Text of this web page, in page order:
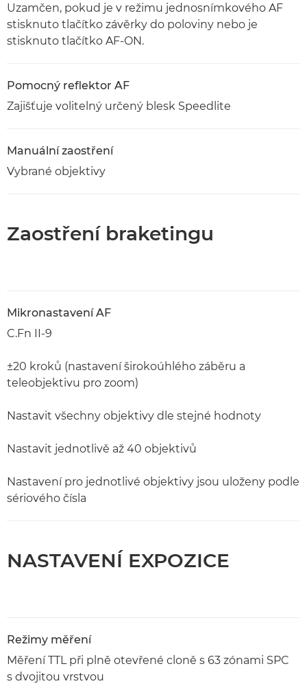
Uzamčen, pokud je v režimu jednosnímkového AF
stisknuto tlačítko závěrky do poloviny nebo je
stisknuto tlačítko AF-ON.
Pomocný reflektor AF
Zajišťuje volitelný určený blesk Speedlite
Manuální zaostření
Vybrané objektivy
Zaostření braketingu
Mikronastavení AF
C.Fn II-9
±20 kroků (nastavení širokoúhlého záběru a
teleobjektivu pro zoom)
Nastavit všechny objektivy dle stejné hodnoty
Nastavit jednotlivě až 40 objektivů
Nastavení pro jednotlivé objektivy jsou uloženy podle
sériového čísla
NASTAVENÍ EXPOZICE
Režimy měření
Měření TTL při plně otevřené cloně s 63 zónami SPC
s dvojitou vrstvou